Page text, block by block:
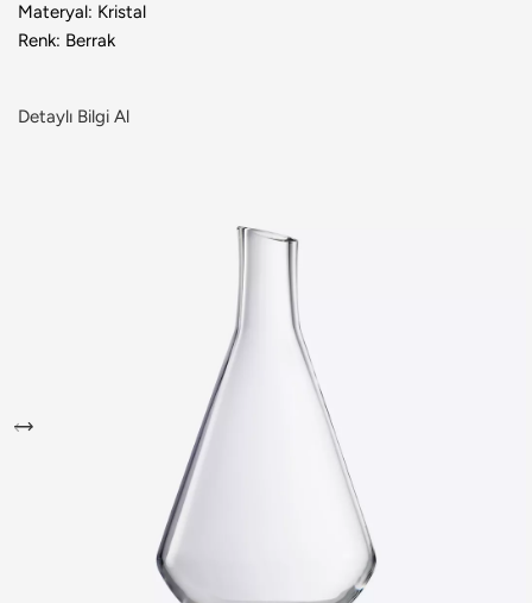
Materyal: Kristal
Renk: Berrak
Detaylı Bilgi Al